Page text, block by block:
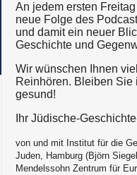
An jedem ersten
neue Folge des
und damit ein neuer
Geschichte und
Wir wünschen Ihnen
Reinhören. Bleiben Sie
gesund!
Ihr Jüdische-
von und mit Institut für die
Juden, Hamburg (Björn
Mendelssohn Zentrum für